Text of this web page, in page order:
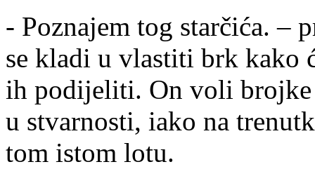
- Poznajem tog starčića. –
se kladi u vlastiti brk kako
ih podijeliti. On voli brojke
u stvarnosti, iako na
tom istom lotu.